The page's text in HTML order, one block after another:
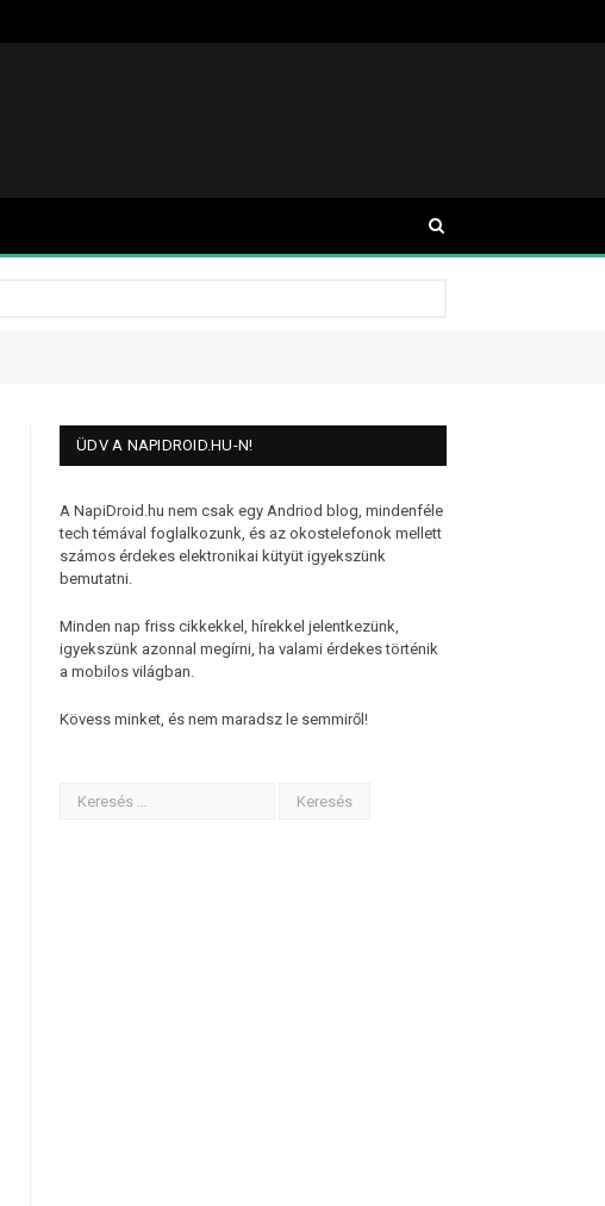
ÜDV A NAPIDROID.HU-N!
A NapiDroid.hu nem csak egy Andriod blog, mindenféle
tech témával foglalkozunk, és az okostelefonok mellett
számos érdekes elektronikai kütyüt igyekszünk
bemutatni.
Minden nap friss cikkekkel, hírekkel jelentkezünk,
igyekszünk azonnal megírni, ha valami érdekes történik
a mobilos világban.
Kövess minket, és nem maradsz le semmiről!